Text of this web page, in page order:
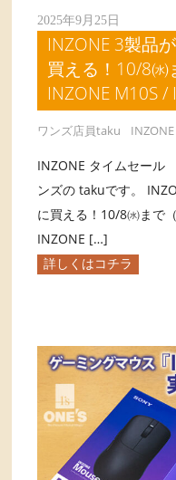
2025年9月25日
INZONE 3製品
買える！10/8㈬
INZONE M10S /
ワンズ店員taku INZONE
INZONE タイムセー
ンズの takuです。
に買える！10/8㈬まで
INZONE […]
詳しくはコチラ